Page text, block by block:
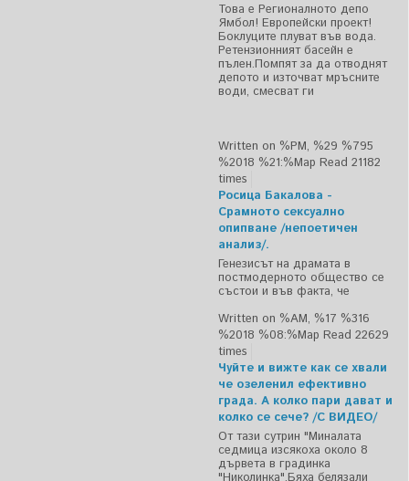
Това е Регионалното депо
Ямбол! Европейски проект!
Боклуците плуват във вода.
Ретензионният басейн е
пълен.Помпят за да отводнят
депото и източват мръсните
води, смесват ги
Written on %PM, %29 %795
%2018 %21:%Мар Read 21182
times
Росица Бакалова -
Срамното сексуално
опипване /непоетичен
анализ/.
Генезисът на драмата в
постмодерното общество се
състои и във факта, че
Written on %AM, %17 %316
%2018 %08:%Мар Read 22629
times
Чуйте и вижте как се хвали
че озеленил ефективно
града. А колко пари дават и
колко се сече? /С ВИДЕО/
От тази сутрин "Миналата
седмица изсякоха около 8
дървета в градинка